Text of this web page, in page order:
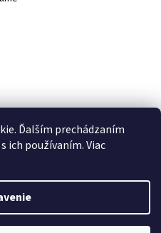
Ďalším prechádzaním
ich používaním. Viac
Shoptet